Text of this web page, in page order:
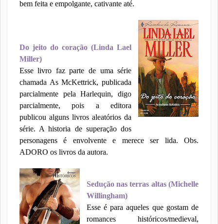
bem feita e empolgante, cativante até.
Do jeito do coração (Linda Lael
Miller)
Esse livro faz parte de uma série
chamada As McKettrick, publicada
parcialmente pela Harlequin, digo
parcialmente, pois a editora
publicou alguns livros aleatórios da
série. A historia de superação dos
personagens é envolvente e merece ser lida. Obs.
ADORO os livros da autora.
Sedução nas terras altas (Michelle
Willingham)
Esse é para aqueles que gostam de
romances históricos/medieval,